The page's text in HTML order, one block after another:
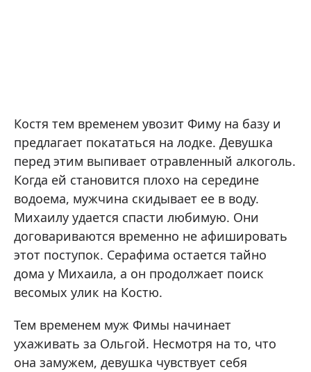
Костя тем временем увозит Фиму на базу и
предлагает покататься на лодке. Девушка
перед этим выпивает отравленный алкоголь.
Когда ей становится плохо на середине
водоема, мужчина скидывает ее в воду.
Михаилу удается спасти любимую. Они
договариваются временно не афишировать
этот поступок. Серафима остается тайно
дома у Михаила, а он продолжает поиск
весомых улик на Костю.
Тем временем муж Фимы начинает
ухаживать за Ольгой. Несмотря на то, что
она замужем, девушка чувствует себя